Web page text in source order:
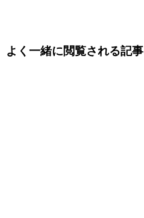
よく一緒に閲覧される記事